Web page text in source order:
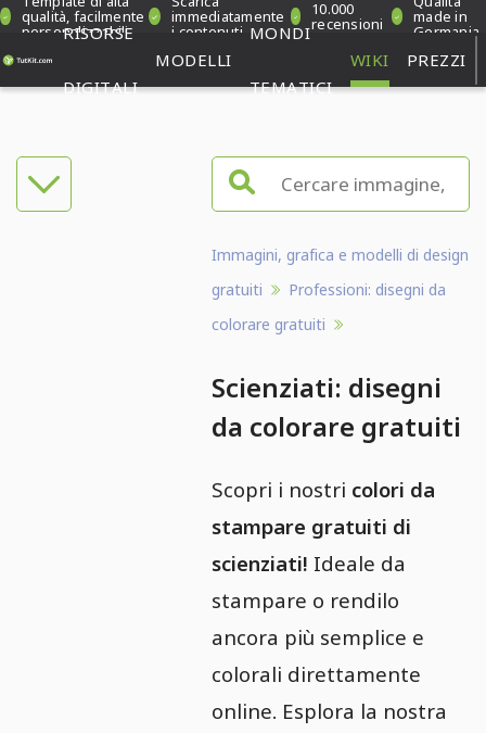
qualità, facilmente
personalizzabili
immediatamente
i contenuti
10.000
recensioni made in
Germania
RISORSE
DIGITALI
MODELLI
MONDI
TEMATICI
WIKI PREZZI
Immagini, grafica e modelli di design
gratuiti
Professioni: disegni da
colorare gratuiti
Scienziati: disegni
da colorare gratuiti
Scopri i nostri colori da
stampare gratuiti di
scienziati! Ideale da
stampare o rendilo
ancora più semplice e
colorali direttamente
online. Esplora la nostra